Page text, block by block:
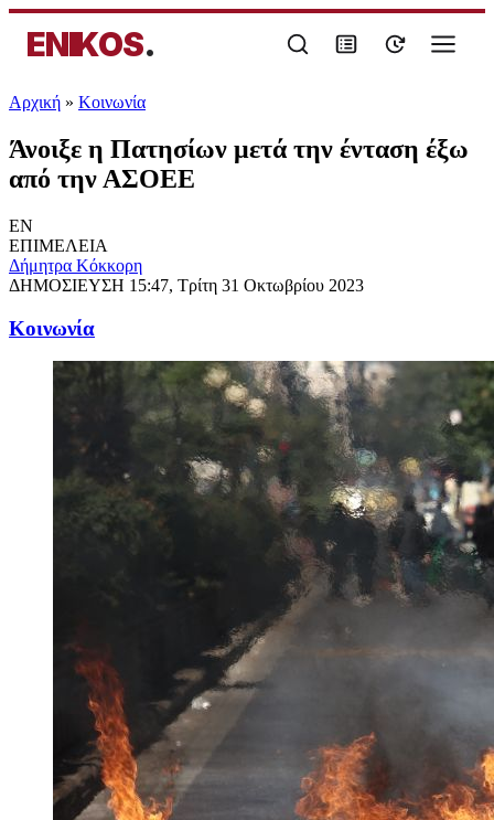
ENIKOS.
Αρχική » Κοινωνία
Άνοιξε η Πατησίων μετά την ένταση έξω
από την ΑΣΟΕΕ
EN
ΕΠΙΜΕΛΕΙΑ
Δήμητρα Κόκκορη
ΔΗΜΟΣΙΕΥΣΗ 15:47, Τρίτη 31 Οκτωβρίου 2023
Κοινωνία